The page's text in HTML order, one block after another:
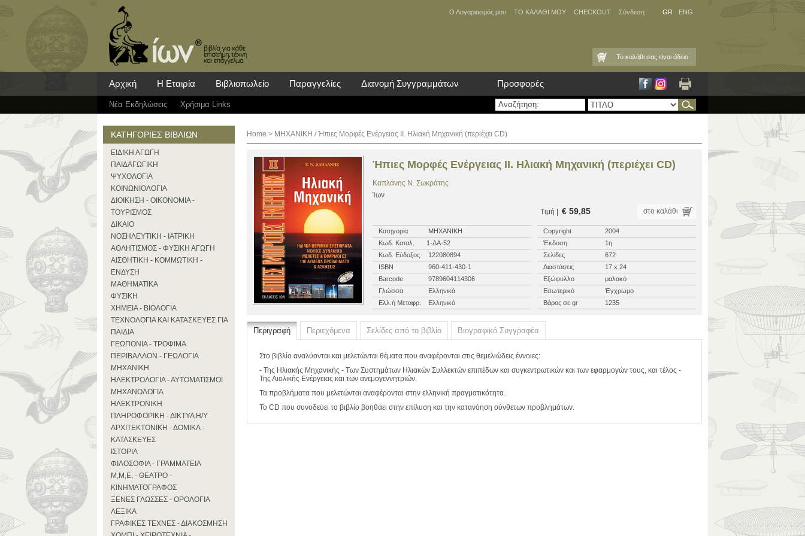
Ο Λογαριασμός μου ΤΟ ΚΑΛΑΘΙ ΜΟΥ CHECKOUT Σύνδεση GR ENG
Το καλάθι σας είναι άδειο.
Αρχική Η Εταιρία Βιβλιοπωλείο Παραγγελίες Διανομή Συγγραμμάτων Προσφορές
Νέα Eκδηλώσεις Χρήσιμα Links
ΚΑΤΗΓΟΡΙΕΣ ΒΙΒΛΙΩΝ
ΕΙΔΙΚΗ ΑΓΩΓΗ
ΠΑΙΔΑΓΩΓΙΚΗ
ΨΥΧΟΛΟΓΙΑ
ΚΟΙΝΩΝΙΟΛΟΓΙΑ
ΔΙΟΙΚΗΣΗ - ΟΙΚΟΝΟΜΙΑ -
ΤΟΥΡΙΣΜΟΣ
ΔΙΚΑΙΟ
ΝΟΣΗΛΕΥΤΙΚΗ - ΙΑΤΡΙΚΗ
ΑΘΛΗΤΙΣΜΟΣ - ΦΥΣΙΚΗ ΑΓΩΓΗ
ΑΙΣΘΗΤΙΚΗ - ΚΟΜΜΩΤΙΚΗ -
ΕΝΔΥΣΗ
ΜΑΘΗΜΑΤΙΚΑ
ΦΥΣΙΚΗ
ΧΗΜΕΙΑ - ΒΙΟΛΟΓΙΑ
ΤΕΧΝΟΛΟΓΙΑ ΚΑΙ ΚΑΤΑΣΚΕΥΕΣ ΓΙΑ
ΠΑΙΔΙΑ
ΓΕΩΠΟΝΙΑ - ΤΡΟΦΙΜΑ
ΠΕΡΙΒΑΛΛΟΝ - ΓΕΩΛΟΓΙΑ
ΜΗΧΑΝΙΚΗ
ΗΛΕΚΤΡΟΛΟΓΙΑ - ΑΥΤΟΜΑΤΙΣΜΟΙ
ΜΗΧΑΝΟΛΟΓΙΑ
ΗΛΕΚΤΡΟΝΙΚΗ
ΠΛΗΡΟΦΟΡΙΚΗ - ΔΙΚΤΥΑ Η/Υ
ΑΡΧΙΤΕΚΤΟΝΙΚΗ - ΔΟΜΙΚΑ -
ΚΑΤΑΣΚΕΥΕΣ
ΙΣΤΟΡΙΑ
ΦΙΛΟΣΟΦΙΑ - ΓΡΑΜΜΑΤΕΙΑ
Μ,Μ,Ε, - ΘΕΑΤΡΟ -
ΚΙΝΗΜΑΤΟΓΡΑΦΟΣ
ΞΕΝΕΣ ΓΛΩΣΣΕΣ - ΟΡΟΛΟΓΙΑ
ΛΕΞΙΚΑ
ΓΡΑΦΙΚΕΣ ΤΕΧΝΕΣ - ΔΙΑΚΟΣΜΗΣΗ
Home > ΜΗΧΑΝΙΚΗ / Ήπιες Μορφές Ενέργειας ΙΙ. Ηλιακή Μηχανική (περιέχει CD)
Ήπιες Μορφές Ενέργειας ΙΙ. Ηλιακή Μηχανική (περιέχει CD)
Καπλάνης Ν. Σωκράτης
Ίων
Τιμή |
€ 59,85 στο καλάθι
Κατηγορία ΜΗΧΑΝΙΚΗ Copyright
2004
Κωδ. Καταλ.
1-ΔΑ-52 Έκδοση
1η
Κωδ. Εύδοξος
122080894 Σελίδες
672
ISBN
960-411-430-1 Διαστάσεις
17 x 24
Barcode
9789604114306 Εξώφυλλο
μαλακό
Γλώσσα
Ελληνικά Εσωτερικό
Έγχρωμο
Ελλ.ή Μεταφρ.
Ελληνικό Βάρος σε gr 1235
Περιγραφή Περιεχόμενα Σελίδες από το βιβλίο Βιογραφικό Συγγραφέα
Στο βιβλίο αναλύονται και μελετώνται θέματα που αναφέρονται στις θεμελιώδεις έννοιες:
- Της Ηλιακής Μηχανικής - Των Συστημάτων Ηλιακών Συλλεκτών επιπέδων και συγκεντρωτικών και των εφαρμογών τους, και τέλος -
Της Αιολικής Ενέργειας και των ανεμογεννητριών.
Τα προβλήματα που μελετώνται αναφέρονται στην ελληνική πραγματικότητα.
Το CD που συνοδεύει το βιβλίο βοηθάει στην επίλυση και την κατανόηση σύνθετων προβλημάτων.